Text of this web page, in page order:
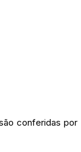
conferidas por